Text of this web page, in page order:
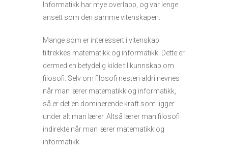
Informatikk har mye overlapp, og var lenge
ansett som den samme vitenskapen.
Mange som er interessert i vitenskap
tiltrekkes matematikk og informatikk. Dette er
dermed en betydelig kilde til kunnskap om
filosofi. Selv om filosofi nesten aldri nevnes
når man lærer matematikk og informatikk,
så er det en dominerende kraft som ligger
under alt man lærer. Altså lærer man filosofi
indirekte når man lærer matematikk og
informatikk.